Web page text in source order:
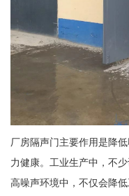
厂房隔声门主要作用是降
力健康。工业生产中，不
高噪声环境中，不仅会降